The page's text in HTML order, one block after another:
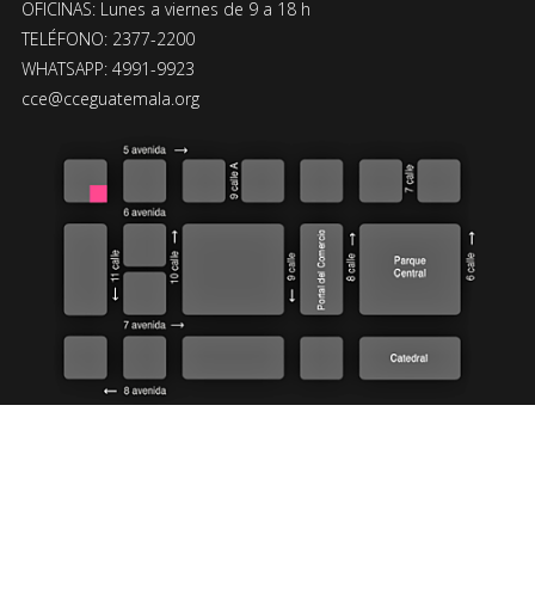
OFICINAS: Lunes a viernes de 9 a 18 h
TELÉFONO: 2377-2200
WHATSAPP: 4991-9923
cce@cceguatemala.org